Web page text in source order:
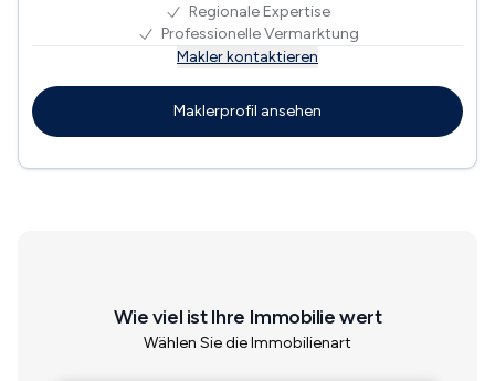
Regionale Expertise
Professionelle Vermarktung
Makler kontaktieren
Maklerprofil ansehen
Wie viel ist Ihre Immobilie wert
Wählen Sie die Immobilienart